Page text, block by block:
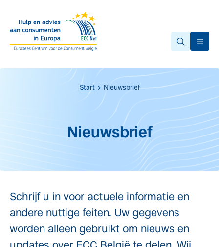
Start Nieuwsbrief
Start van de hoofdinhoud
Nieuwsbrief
Schrijf u in voor actuele informatie en
andere nuttige feiten. Uw gegevens
worden alleen gebruikt om nieuws en